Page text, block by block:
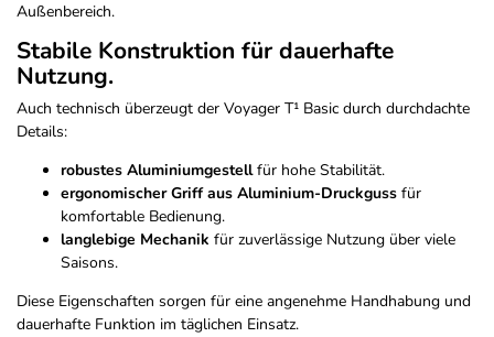
Außenbereich.
Stabile Konstruktion für dauerhafte
Nutzung.
Auch technisch überzeugt der Voyager T¹ Basic durch durchdachte
Details:
robustes Aluminiumgestellfür hohe Stabilität.
ergonomischer Griff aus Aluminium-Druckguss für
komfortable Bedienung.
langlebige Mechanik für zuverlässige Nutzung über viele
Saisons.
Diese Eigenschaften sorgen für eine angenehme Handhabung und
dauerhafte Funktion im täglichen Einsatz.